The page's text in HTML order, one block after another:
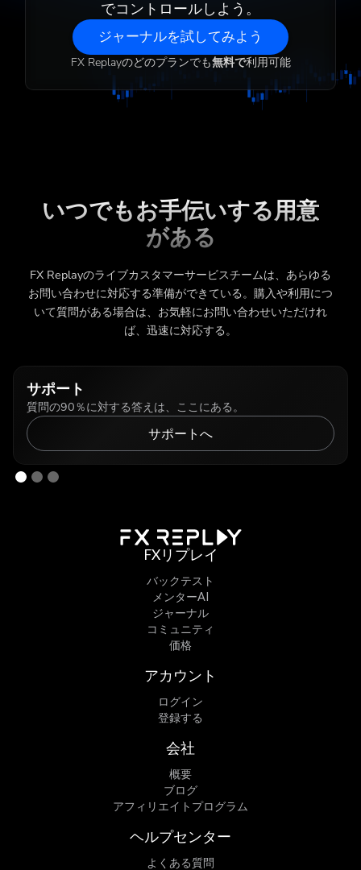
でコントロールしよう。
ジャーナルを試してみよう
FX Replayのどのプランでも無料で利用可能
いつでもお手伝いする用意
がある
FX Replayのライブカスタマーサービスチームは、あらゆる
お問い合わせに対応する準備ができている。購入や利用につ
いて質問がある場合は、お気軽にお問い合わせいただけれ
ば、迅速に対応する。
サポート
質問の90％に対する答えは、ここにある。
サポートへ
FXリプレイ
バックテスト
メンターAI
ジャーナル
コミュニティ
価格
アカウント
ログイン
登録する
会社
概要
ブログ
アフィリエイトプログラム
ヘルプセンター
よくある質問